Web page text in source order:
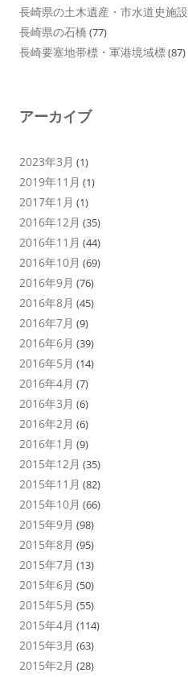
長崎県の土木遺産・市水道史施設
長崎県の石橋 (77)
長崎要塞地帯標・軍港境域標(87)
アーカイブ
2023年3月 (1)
2019年11月 (1)
2017年1月 (1)
2016年12月 (35)
2016年11月 (44)
2016年10月 (69)
2016年9月 (76)
2016年8月 (45)
2016年7月 (9)
2016年6月 (39)
2016年5月 (14)
2016年4月 (7)
2016年3月 (6)
2016年2月 (6)
2016年1月 (9)
2015年12月 (35)
2015年11月 (82)
2015年10月 (66)
2015年9月 (98)
2015年8月 (95)
2015年7月 (13)
2015年6月 (50)
2015年5月 (55)
2015年4月 (114)
2015年3月 (63)
2015年2月 (28)